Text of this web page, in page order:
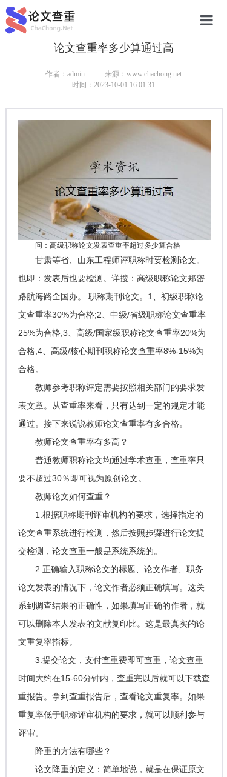
研究生论
论文查重率多少算通过高
作者：admin
来源：www.chachong.net
时间：2023-10-01 16:01:31
问：高级职称论文发表查重率超过多少算合格
甘肃等省、山东工程师评职称时要检测论文。
也即：发表后也要检测。详搜：高级职称论文郑密
路航海路全国办。 职称期刊论文。1、初级职称论
文查重率30%为合格;2、中级/省级职称论文查重率
25%为合格;3、高级/国家级职称论文查重率20%为
合格;4、高级/核心期刊职称论文查重率8%-15%为
合格。
教师参考职称评定需要按照相关部门的要求发
表文章。从查重率来看，只有达到一定的规定才能
通过。接下来说说教师论文查重率有多合格。
教师论文查重率有多高？
普通教师职称论文均通过学术查重，查重率只
要不超过30％即可视为原创论文。
教师论文如何查重？
1.根据职称期刊评审机构的要求，选择指定的
论文查重系统进行检测，然后按照步骤进行论文提
交检测，论文查重一般是系统系统的。
2.正确输入职称论文的标题、论文作者、职务
论文发表的情况下，论文作者必须正确填写。这关
系到调查结果的正确性，如果填写正确的作者，就
可以删除本人发表的文献复印比。这是最真实的论
文重复率指标。
3.提交论文，支付查重费即可查重，论文查重
时间大约在15-60分钟内，查重完以后就可以下载查
重报告。拿到查重报告后，查看论文重复率。如果
重复率低于职称评审机构的要求，就可以顺利参与
评审。
降重的方法有哪些？
论文降重的定义：简单地说，就是在保证原文